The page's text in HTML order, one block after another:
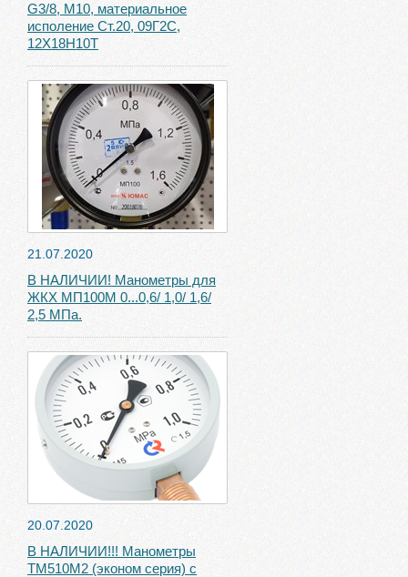
G3/8, М10, материальное
исполение Ст.20, 09Г2С,
12Х18Н10Т
21.07.2020
В НАЛИЧИИ! Манометры для
ЖКХ МП100М 0...0,6/ 1,0/ 1,6/
2,5 МПа.
20.07.2020
В НАЛИЧИИ!!! Манометры
ТМ510М2 (эконом серия) с